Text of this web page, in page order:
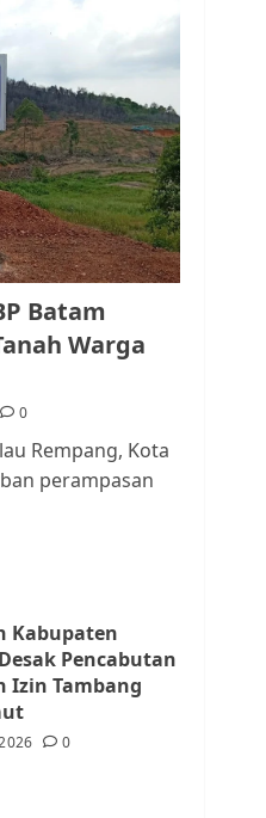
Tegaskan
bukan Petugas
dan
Pajak
1, 2026 0
jadi
Pemerintah
di
RT/RW
Pemko Batam,
Protes
Diambil
Ajukan
dengan Wali
Soroti
yang Resahkan
Batam
Warga
0
Rempang, Kota
perampasan
Kabupaten
Pencabutan
Izin Tambang
0